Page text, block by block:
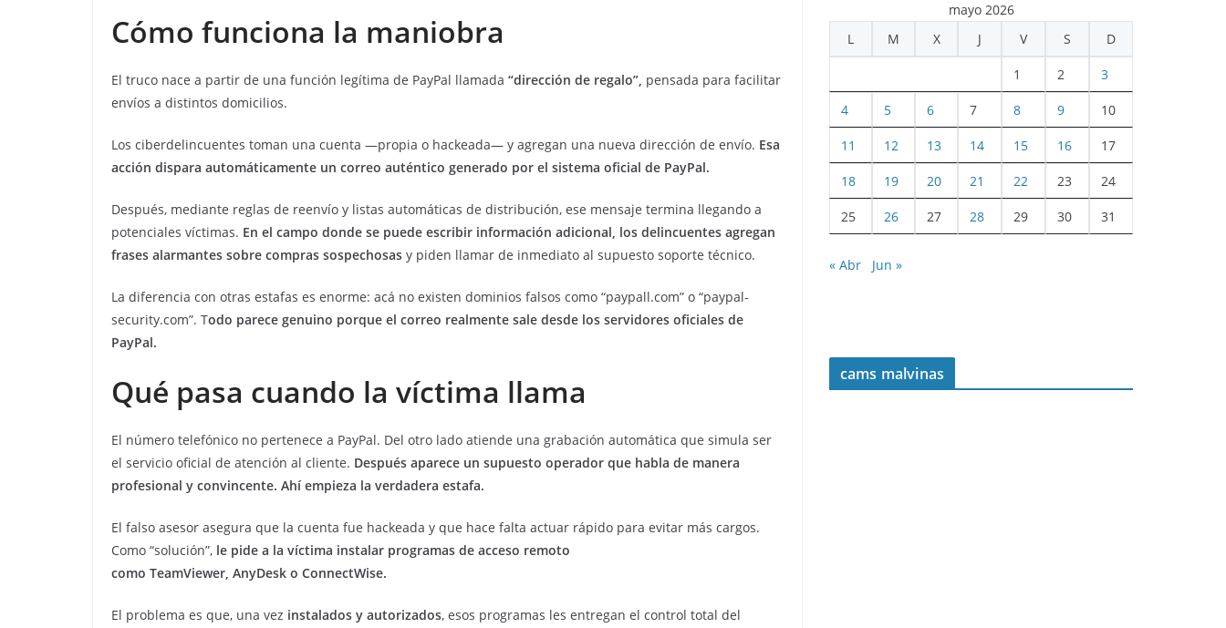
Cómo funciona la maniobra
El truco nace a partir de una función legítima de PayPal llamada “dirección de regalo”, pensada para facilitar
envíos a distintos domicilios.
Los ciberdelincuentes toman una cuenta —propia o hackeada— y agregan una nueva dirección de envío. Esa
acción dispara automáticamente un correo auténtico generado por el sistema oficial de PayPal.
Después, mediante reglas de reenvío y listas automáticas de distribución, ese mensaje termina llegando a
potenciales víctimas. En el campo donde se puede escribir información adicional, los delincuentes agregan
frases alarmantes sobre compras sospechosas y piden llamar de inmediato al supuesto soporte técnico.
La diferencia con otras estafas es enorme: acá no existen dominios falsos como “paypall.com” o “paypal-
security.com”. Todo parece genuino porque el correo realmente sale desde los servidores oficiales de
PayPal.
Qué pasa cuando la víctima llama
El número telefónico no pertenece a PayPal. Del otro lado atiende una grabación automática que simula ser
el servicio oficial de atención al cliente. Después aparece un supuesto operador que habla de manera
profesional y convincente. Ahí empieza la verdadera estafa.
El falso asesor asegura que la cuenta fue hackeada y que hace falta actuar rápido para evitar más cargos.
Como “solución”, le pide a la víctima instalar programas de acceso remoto
como TeamViewer, AnyDesk o ConnectWise.
El problema es que, una vez instalados y autorizados, esos programas les entregan el control total del
mayo 2026
L
M X J V S D
1 2 3
4 5 6 7 8 9 10
11 12 13 14 15 16 17
18 19 20 21 22 23 24
25 26 27 28 29 30 31
« Abr Jun »
cams malvinas